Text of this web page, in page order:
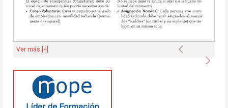
Anterior
Ver más [+]